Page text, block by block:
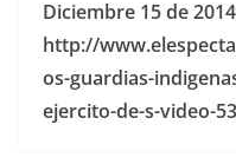
Diciembre 15 de 2014
http://
os-guardias-
ejercito-de-s-video-